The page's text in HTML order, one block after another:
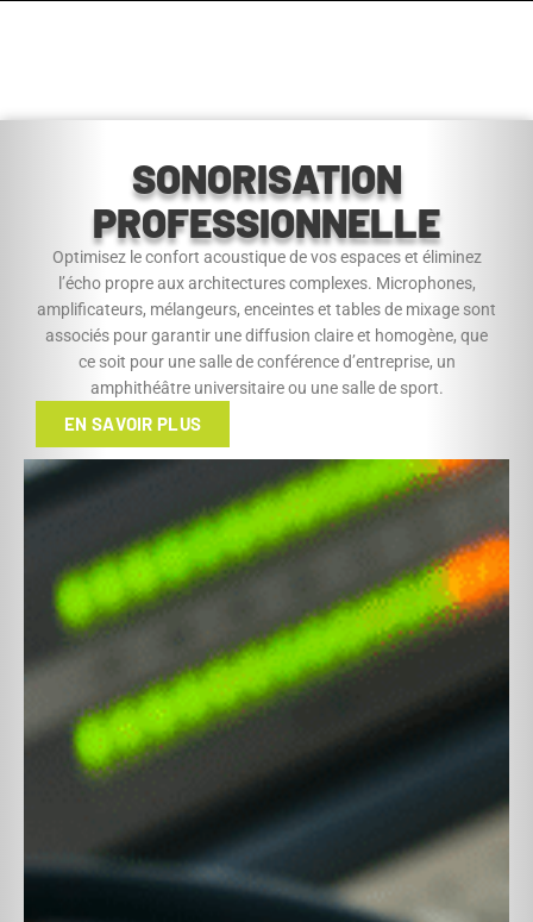
SONORISATION
PROFESSIONNELLE
Optimisez le confort acoustique de vos espaces et éliminez
l’écho propre aux architectures complexes. Microphones,
amplificateurs, mélangeurs, enceintes et tables de mixage sont
associés pour garantir une diffusion claire et homogène, que
ce soit pour une salle de conférence d’entreprise, un
amphithéâtre universitaire ou une salle de sport.
EN SAVOIR PLUS